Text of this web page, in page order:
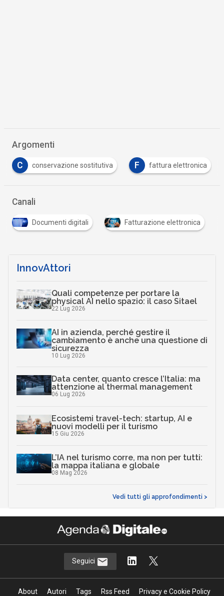
Argomenti
sostitutiva F fattura elettronica
Canali
Documenti digitali Fatturazione elettronica
InnovAttori
Quali competenze per portare la
physical AI nello spazio: il caso Sitael
22 Lug 2026
AI in azienda, perché gestire il
cambiamento è anche una questione di
sicurezza
10 Lug 2026
Data center, quanto cresce l’Italia: ma
attenzione al thermal management
06 Lug 2026
Ecosistemi travel-tech: startup, AI e
nuovi modelli per il turismo
15 Giu 2026
L’IA nel turismo corre, ma non per tutti:
la mappa italiana e globale
08 Mag 2026
Vedi tutti gli approfondimenti >
Seguici
About Autori Tags Rss Feed
Privacy e Cookie Policy